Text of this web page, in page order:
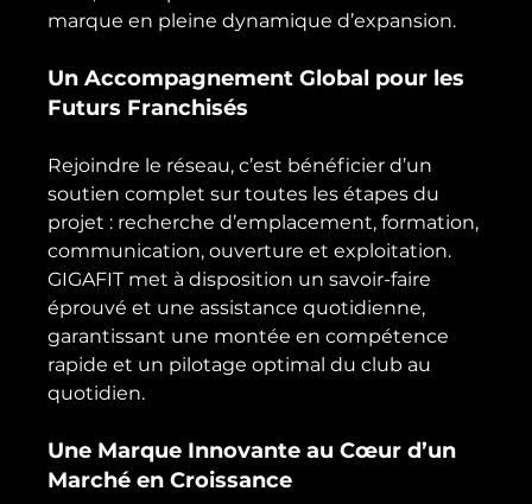
marque en pleine dynamique d’expansion.
Un Accompagnement Global pour les
Futurs Franchisés
Rejoindre le réseau, c’est bénéficier d’un
soutien complet sur toutes les étapes du
projet : recherche d’emplacement, formation,
communication, ouverture et exploitation.
GIGAFIT met à disposition un savoir-faire
éprouvé et une assistance quotidienne,
garantissant une montée en compétence
rapide et un pilotage optimal du club au
quotidien.
Une Marque Innovante au Cœur d’un
Marché en Croissance